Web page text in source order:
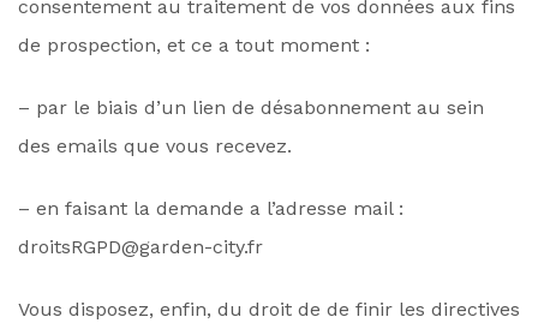
consentement au traitement de vos données aux fins
de prospection, et ce a tout moment :
– par le biais d’un lien de désabonnement au sein
des emails que vous recevez.
– en faisant la demande a l’adresse mail :
droitsRGPD@garden-city.fr
Vous disposez, enfin, du droit de de finir les directives